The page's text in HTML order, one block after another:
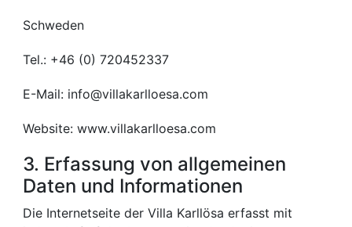
Schweden
Tel.: +46 (0) 720452337
E-Mail: info@villakarlloesa.com
Website: www.villakarlloesa.com
3. Erfassung von allgemeinen
Daten und Informationen
Die Internetseite der Villa Karllösa erfasst mit